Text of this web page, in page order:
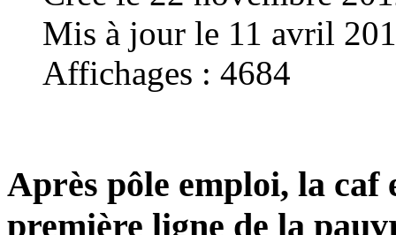
Mis à jour le 11 avril
Affichages : 4684
Après pôle emploi, la caf
première ligne de la